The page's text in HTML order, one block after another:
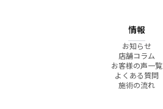
情報
お知らせ
店舗コラム
お客様の声一覧
よくある質問
施術の流れ